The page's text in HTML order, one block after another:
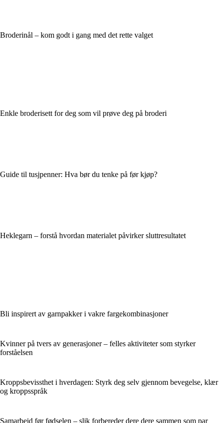
Broderinål – kom godt i gang med det rette valget
Enkle broderisett for deg som vil prøve deg på broderi
Guide til tusjpenner: Hva bør du tenke på før kjøp?
Heklegarn – forstå hvordan materialet påvirker sluttresultatet
Bli inspirert av garnpakker i vakre fargekombinasjoner
Kvinner på tvers av generasjoner – felles aktiviteter som styrker
forståelsen
Kroppsbevissthet i hverdagen: Styrk deg selv gjennom bevegelse, klær
og kroppsspråk
Samarbeid før fødselen – slik forbereder dere dere sammen som par